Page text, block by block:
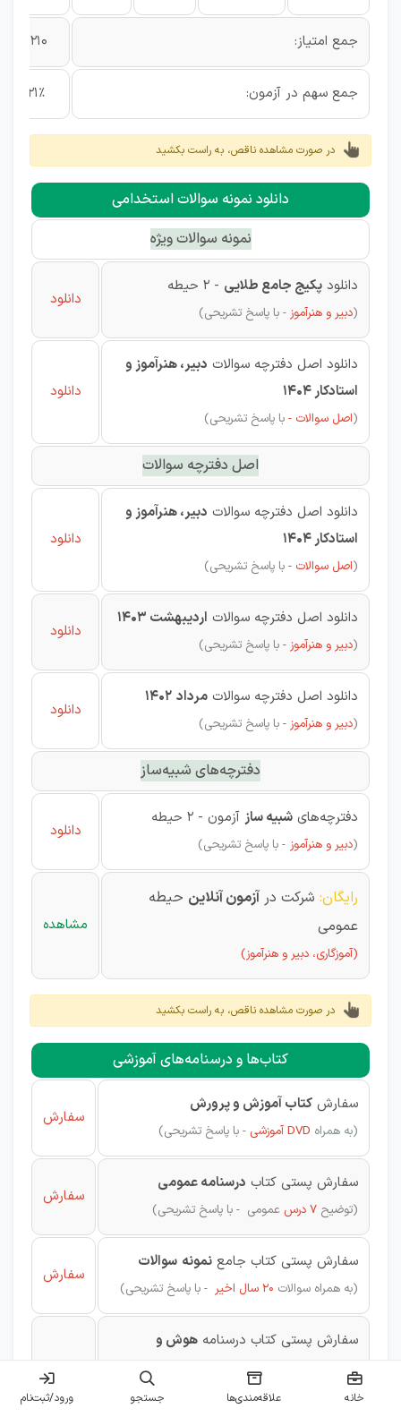
جمع امتیاز: 210
جمع سهم در آزمون:
در صورت مشاهده ناقص، به راست بکشید
دانلود نمونه سوالات استخدامی
نمونه سوالات ویژه
دانلود پکیج جامع طلایی - 2 حیطه
(دبیر و هنرآموز - با پاسخ تشریحی)
دانلود
دانلود اصل دفترچه سوالات دبیر، هنرآموز و
استادکار 1404
(اصل سوالات - با پاسخ تشریحی)
دانلود
اصل دفترچه سوالات
دانلود اصل دفترچه سوالات دبیر، هنرآموز و
استادکار 1404
(اصل سوالات - با پاسخ تشریحی)
دانلود
دانلود اصل دفترچه سوالات اردیبهشت 1403
(دبیر و هنرآموز - با پاسخ تشریحی)
دانلود
دانلود اصل دفترچه سوالات مرداد 1402
(دبیر و هنرآموز - با پاسخ تشریحی)
دانلود
دفترچه‌های شبیه‌ساز
دفترچه‌‌های شبیه ساز آزمون - 2 حیطه
(دبیر و هنرآموز - با پاسخ تشریحی)
دانلود
رایگان: شرکت در آزمون آنلاین حیطه
عمومی
(آموزگاری، دبیر و هنرآموز)
مشاهده
در صورت مشاهده ناقص، به راست بکشید
کتاب‌ها و درسنامه‌های آموزشی
سفارش کتاب آموزش و پرورش
(به همراه DVD آموزشی - با پاسخ تشریحی)
سفارش
سفارش پستی کتاب درسنامه عمومی
(توضیح 7 درس عمومی - با پاسخ تشریحی)
سفارش
سفارش پستی کتاب جامع نمونه سوالات
(به همراه سوالات 20 سال اخیر - با پاسخ تشریحی)
سفارش
سفارش پستی کتاب درسنامه هوش و
استعداد تحصیلی
(به همراه اصل سوالات- با پاسخ تشریحی)
سفارش
خانه علاقه‌مندی‌ها جستجو ورود/ثبت‌نام